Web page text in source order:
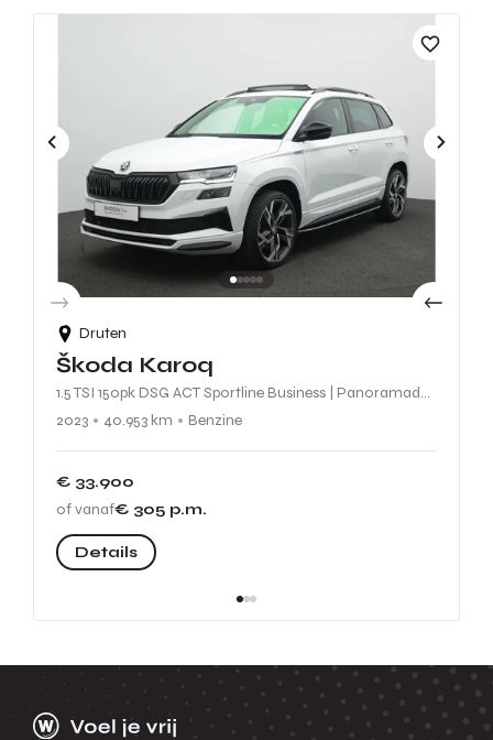
Druten
Škoda Karoq
1.5 TSI 150pk DSG ACT Sportline Business | Panoramadak | Achteruitrijcamera | Stuur-/Stoelverwarming | Keyless Entry | Matrix LED | Adaptive Cruise | Navigatie
2023
40.953 km Benzine
€ 33.900
of vanaf€ 305 p.m.
Details